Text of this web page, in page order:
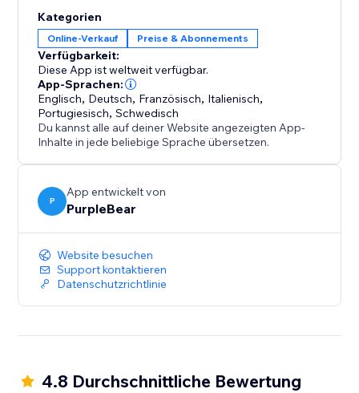
verwandte Angebote, um den Umsatz zu maximieren.
Professionelles Design – Halten Sie Ihren Shop
sauber, strukturiert und visuell konsistent.
Machen Sie Preis-Klarheit zu Ihrem
Wettbewerbsvorteil – installieren Sie die Preisliste
noch heute, um das Vertrauen zu steigern,
unterstützen, Ihre besten Pläne mühelos
auszuwählen.
Kategorien
Online-Verkauf Preise & Abonnements
Verfügbarkeit:
Diese App ist weltweit verfügbar.
App-Sprachen:
Englisch, Deutsch, Französisch, Italienisch,
Portugiesisch,Schwedisch
Du kannst alle auf deiner Website angezeigten App-
Inhalte in jede beliebige Sprache übersetzen.
P
App entwickelt von
PurpleBear
Website besuchen
Support kontaktieren
Datenschutzrichtlinie
4.8 Durchschnittliche Bewertung